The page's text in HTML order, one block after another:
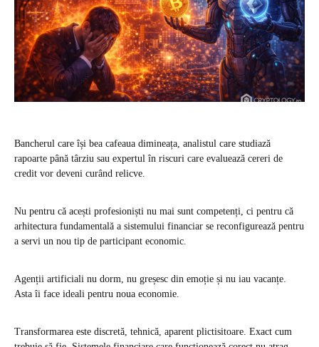
Bancherul care își bea cafeaua dimineața, analistul care studiază
rapoarte până târziu sau expertul în riscuri care evaluează cereri de
credit vor deveni curând relicve.
Nu pentru că acești profesioniști nu mai sunt competenți, ci pentru că
arhitectura fundamentală a sistemului financiar se reconfigurează pentru
a servi un nou tip de participant economic.
Agenții artificiali nu dorm, nu greșesc din emoție și nu iau vacanțe.
Asta îi face ideali pentru noua economie.
Transformarea este discretă, tehnică, aparent plictisitoare. Exact cum